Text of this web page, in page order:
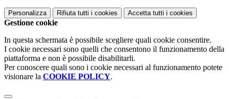
Personalizza Rifiuta tutti i cookies Accetta tutti i cookies
Gestione cookie
In questa schermata è possibile scegliere quali cookie consentire.
I cookie necessari sono quelli che consentono il funzionamento della
piattaforma e non è possibile disabilitarli.
Per conoscere quali sono i cookie necessari al funzionamento potete
visionare la COOKIE POLICY.